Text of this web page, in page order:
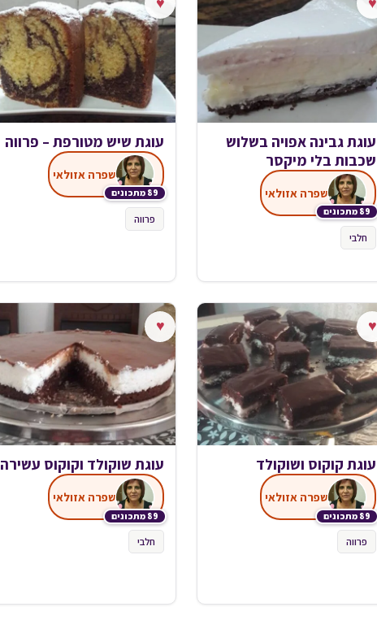
עוגת גבינה אפויה בשלוש
שכבות בלי מיקסר
89 מתכונים
שפרה אזולאי
חלבי
עוגת שיש מטורפת – פרווה
89 מתכונים
שפרה אזולאי
פרווה
♥
עוגת קוקוס ושוקולד
89 מתכונים
שפרה אזולאי
פרווה
♥
עוגת שוקולד וקוקוס עשירה
89 מתכונים
שפרה אזולאי
חלבי